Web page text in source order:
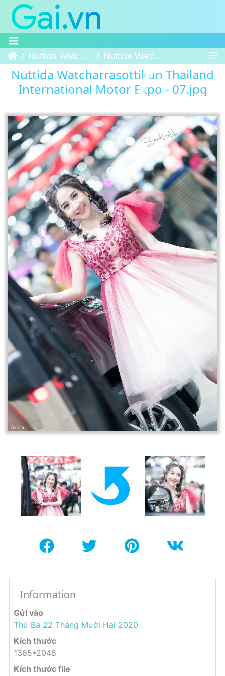
Trang chủNuttida Watcharrasottikun Thailand International Motor Expo Nuttida Watcharrasottikun Thailand International Motor Expo - 07
Nuttida Watcharrasottikun Thailand
International Motor Expo - 07.jpg
Information
Gửi vào
Thứ Ba 22 Tháng Mười Hai 2020
Kích thước
1365*2048
Kích thước file